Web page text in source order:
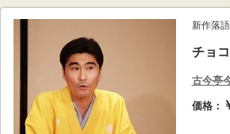
新作落語
チョ
古今亭
価格：